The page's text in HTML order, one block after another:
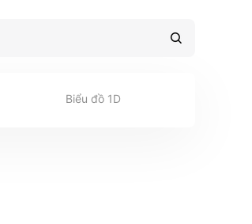
Biểu đồ 1D